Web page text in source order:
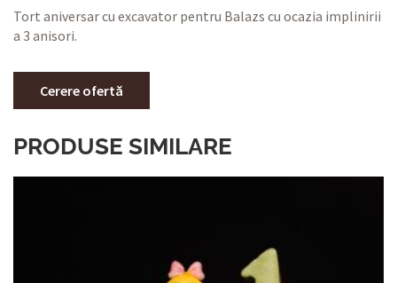
Tort aniversar cu excavator pentru Balazs cu ocazia implinirii
a 3 anisori.
Cerere ofertă
PRODUSE SIMILARE